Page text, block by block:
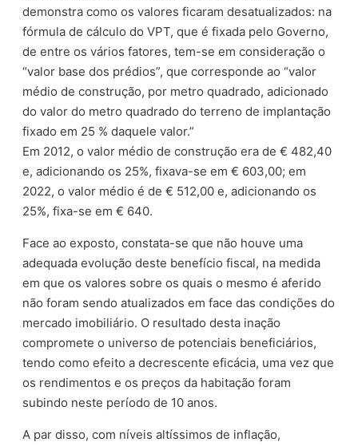
demonstra como os valores ficaram desatualizados: na
fórmula de cálculo do VPT, que é fixada pelo Governo,
de entre os vários fatores, tem-se em consideração o
“valor base dos prédios”, que corresponde ao “valor
médio de construção, por metro quadrado, adicionado
do valor do metro quadrado do terreno de implantação
fixado em 25 % daquele valor.”
Em 2012, o valor médio de construção era de € 482,40
e, adicionando os 25%, fixava-se em € 603,00; em
2022, o valor médio é de € 512,00 e, adicionando os
25%, fixa-se em € 640.
Face ao exposto, constata-se que não houve uma
adequada evolução deste benefício fiscal, na medida
em que os valores sobre os quais o mesmo é aferido
não foram sendo atualizados em face das condições do
mercado imobiliário. O resultado desta inação
compromete o universo de potenciais beneficiários,
tendo como efeito a decrescente eficácia, uma vez que
os rendimentos e os preços da habitação foram
subindo neste período de 10 anos.
A par disso, com níveis altíssimos de inflação,